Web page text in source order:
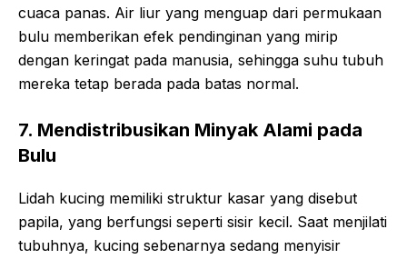
cuaca panas. Air liur yang menguap dari permukaan
bulu memberikan efek pendinginan yang mirip
dengan keringat pada manusia, sehingga suhu tubuh
mereka tetap berada pada batas normal.
7. Mendistribusikan Minyak Alami pada
Bulu
Lidah kucing memiliki struktur kasar yang disebut
papila, yang berfungsi seperti sisir kecil. Saat menjilati
tubuhnya, kucing sebenarnya sedang menyisir